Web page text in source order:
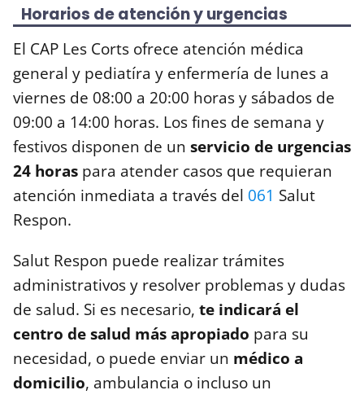
Horarios de atención y urgencias
El CAP Les Corts ofrece atención médica
general y pediatíra y enfermería de lunes a
viernes de 08:00 a 20:00 horas y sábados de
09:00 a 14:00 horas. Los fines de semana y
festivos disponen de un servicio de urgencias
24 horas para atender casos que requieran
atención inmediata a través del 061 Salut
Respon.
Salut Respon puede realizar trámites
administrativos y resolver problemas y dudas
de salud. Si es necesario, te indicará el
centro de salud más apropiado para su
necesidad, o puede enviar un médico a
domicilio, ambulancia o incluso un